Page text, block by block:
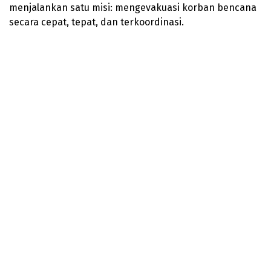
menjalankan satu misi: mengevakuasi korban bencana
secara cepat, tepat, dan terkoordinasi.